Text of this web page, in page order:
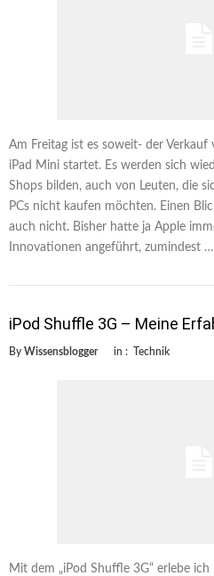
Am Freitag ist es soweit- der Verkauf
iPad Mini startet. Es werden sich
Shops bilden, auch von Leuten, die
PCs nicht kaufen möchten. Einen
auch nicht. Bisher hatte ja Apple
Innovationen angeführt, zumindest …
iPod Shuffle 3G – Meine
By Wissensblogger in : Technik
Mit dem „iPod Shuffle 3G“ erlebe